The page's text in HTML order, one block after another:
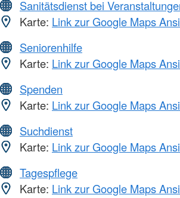
Sanitätsdienst bei
Karte: Link zur Google Maps
Seniorenhilfe
Karte: Link zur Google Maps
Spenden
Karte: Link zur Google Maps
Suchdienst
Karte: Link zur Google Maps
Tagespflege
Karte: Link zur Google Maps